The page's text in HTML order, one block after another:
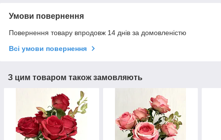
Умови повернення
Повернення товару впродовж 14 днів за домовленістю
Всі умови повернення
З цим товаром також замовляють